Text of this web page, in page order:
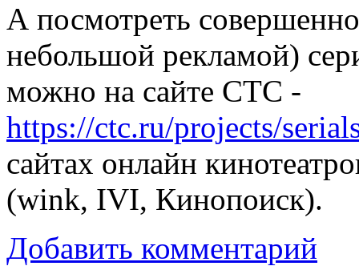
А посмотреть
небольшой рекламой)
можно на сайте СТС -
https://ctc.ru/projects/
сайтах онлайн
(wink, IVI, Кинопоиск).
Добавить комментарий